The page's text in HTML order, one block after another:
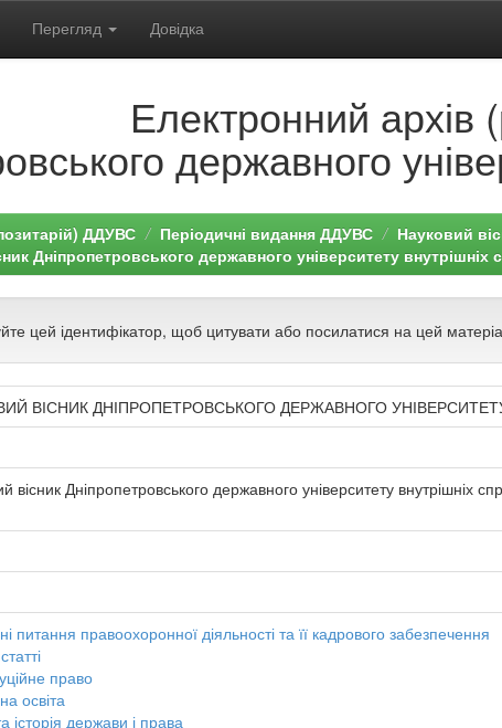
Перегляд Довідка
Електронний архів
державного
ДДУВС Періодичні видання ДДУВС
Науковий
Дніпропетровського державного університету
цей ідентифікатор, щоб цитувати або посилатися на цей
ВІСНИК ДНІПРОПЕТРОВСЬКОГО ДЕРЖАВНОГО
вісник Дніпропетровського державного університету
питання правоохоронної діяльності та її кадрового забезпечення
право
освіта
історія держави і права